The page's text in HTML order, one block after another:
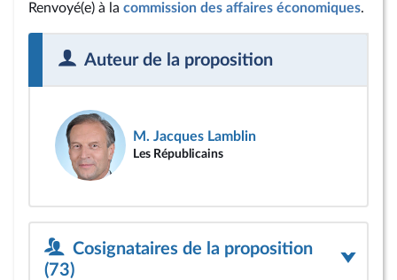
Renvoyé(e) à la commission des affaires économiques.
Auteur de la proposition
M. Jacques Lamblin
Les Républicains
Cosignataires de la proposition
(73)